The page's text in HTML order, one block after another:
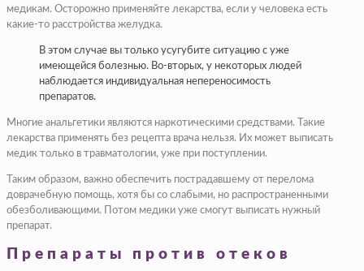
медикам. Осторожно применяйте лекарства, если у человека есть
какие-то расстройства желудка.
В этом случае вы только усугубите ситуацию с уже
имеющейся болезнью. Во-вторых, у некоторых людей
наблюдается индивидуальная непереносимость
препаратов.
Многие анальгетики являются наркотическими средствами. Такие
лекарства применять без рецепта врача нельзя. Их может выписать
медик только в травматологии, уже при поступлении.
Таким образом, важно обеспечить пострадавшему от перелома
доврачебную помощь, хотя бы со слабыми, но распространенными
обезболивающими. Потом медики уже смогут выписать нужный
препарат.
Препараты против отеков